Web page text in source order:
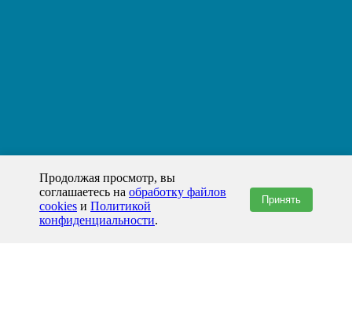
Продолжая просмотр, вы
соглашаетесь на обработку файлов
cookies и Политикой
конфиденциальности.
Принять